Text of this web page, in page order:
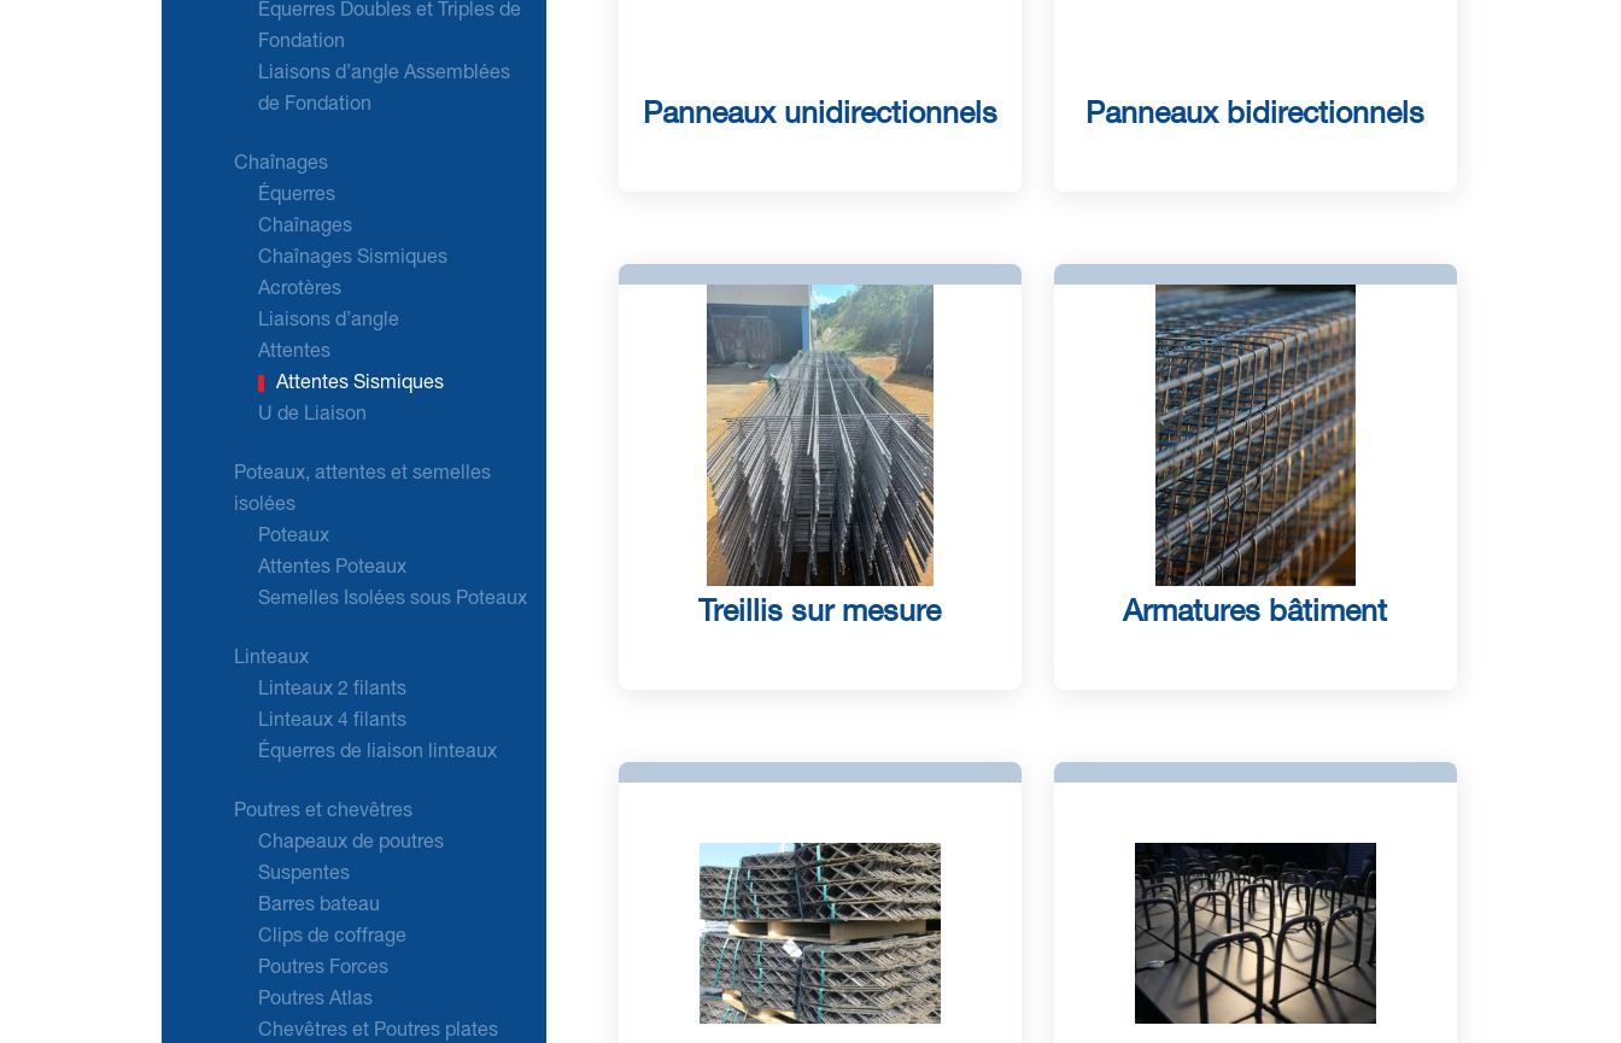
Équerres Doubles et Triples de
Fondation
Liaisons d’angle Assemblées
de Fondation
Chaînages
Équerres
Chaînages
Chaînages Sismiques
Acrotères
Liaisons d’angle
Attentes
Attentes Sismiques
U de Liaison
Poteaux, attentes et semelles
isolées
Poteaux
Attentes Poteaux
Semelles Isolées sous Poteaux
Linteaux
Linteaux 2 filants
Linteaux 4 filants
Équerres de liaison linteaux
Poutres et chevêtres
Chapeaux de poutres
Suspentes
Barres bateau
Clips de coffrage
Poutres Forces
Poutres Atlas
Chevêtres et Poutres plates
Panneaux unidirectionnels Panneaux bidirectionnels
Treillis sur mesure Armatures bâtiment